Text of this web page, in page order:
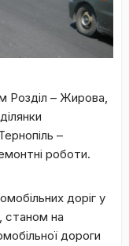
Розділ – Жирова,
–
роботи.
доріг у
станом на
дороги